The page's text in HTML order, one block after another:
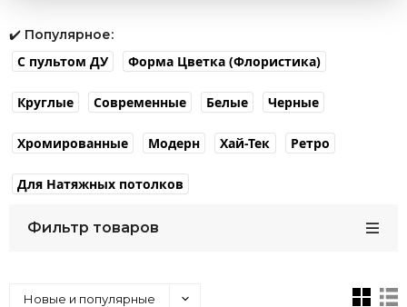
✔️ Популярное:
С пультом ДУ Форма Цветка (Флористика)
Круглые Современные Белые Черные
Хромированные Модерн Хай-Тек Ретро
Для Натяжных потолков
Фильтр товаров
Новые и популярные